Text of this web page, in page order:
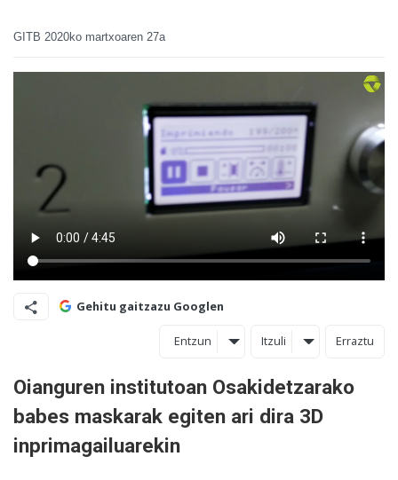
GITB 2020ko martxoaren 27a
Gehitu gaitzazu Googlen
Entzun Itzuli Erraztu
Oianguren institutoan Osakidetzarako
babes maskarak egiten ari dira 3D
inprimagailuarekin